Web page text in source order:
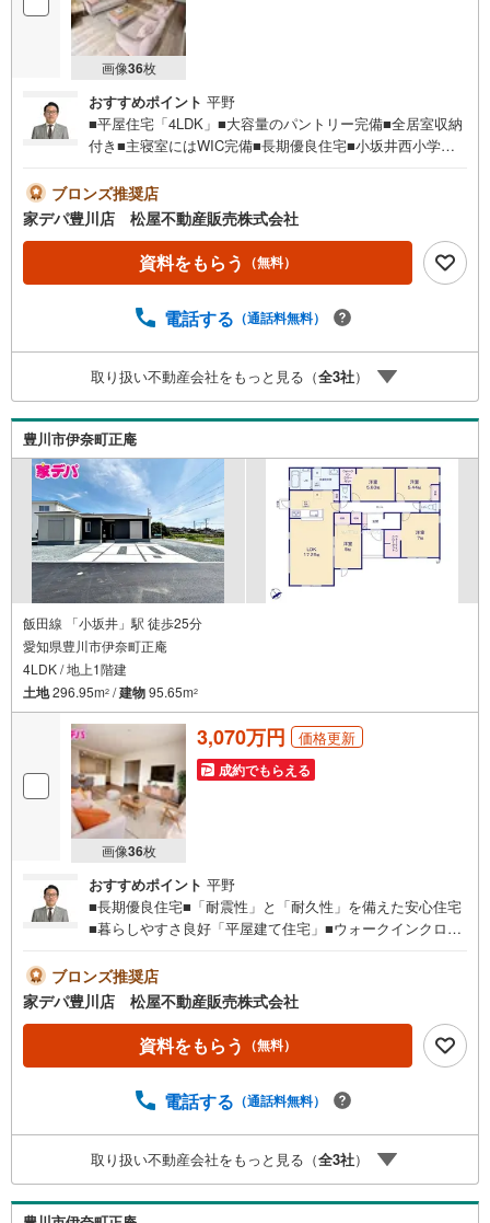
画像36枚
おすすめポイント 平野
■平屋住宅「4LDK」■大容量のパントリー完備■全居室収納
付き■主寝室にはWIC完備■長期優良住宅■小坂井西小学校
室でヒートショックの心配も軽減 ・キッチンや浴室など
がまとまった家事動線の良い間取り●家デパ 松屋不動産販
売 のつよみ●・豊橋市・豊川市・知立市・浜松市の4店舗営
業中！三河エリア・遠州エリアの物件ならおまかせくださ
い。新築戸建、中古戸建、中古マンション、土地をお客様
ォーム実績多数！中古物件をご購入の際、約70％という多
ッズスペース用意しております。ぜひご家族そろってご来
場ください。・営業時間 午前9時00分～午後6時30分 （定
休日:水曜日）この時間帯はお電話でのお問い合わせがスム
ーズにご案内できます。右下の電話ボタンをタッチ！もし
くはお気軽にお電話ください。
ブロンズ推奨店
家デパ豊川店 松屋不動産販売株式会社
資料をもらう （無料）
電話する （通話料無料）
取り扱い不動産会社をもっと見る（全3社）
豊川市伊奈町正庵
飯田線 「小坂井」駅 徒歩25分
愛知県豊川市伊奈町正庵
4LDK / 地上1階建
土地296.95m2 /建物95.65m2
画像36枚
3,070万円 価格更新
成約でもらえる
おすすめポイント 平野
■長期優良住宅■「耐震性」と「耐久性」を備えた安心住宅
■暮らしやすさ良好「平屋建て住宅」■ウォークインクロー
ント ・リビング隣接洋室の間仕切り開放で広々空間
に ・食料品や日用品もきれいに保存ができるパントリー●
家デパ 松屋不動産販売 のつよみ●・豊橋市・豊川市・知
立市・浜松市の4店舗営業中！三河エリア・遠州エリアの物
件ならおまかせください。新築戸建、中古戸建、中古マン
す！・中古物件のリフォーム実績多数！中古物件をご購入
を実現できます。・キッズスペース用意しております。ぜ
ひご家族そろってご来場ください。・営業時間 午前9時00
分～午後6時30分 （定休日:水曜日）この時間帯はお電話で
ブロンズ推奨店
家デパ豊川店 松屋不動産販売株式会社
資料をもらう （無料）
電話する （通話料無料）
取り扱い不動産会社をもっと見る（全3社）